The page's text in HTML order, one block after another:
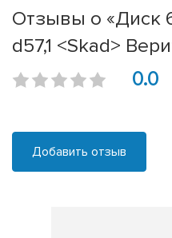
Отзывы о «Диск
d57,1 <Skad>
0.0
Добавить отзыв